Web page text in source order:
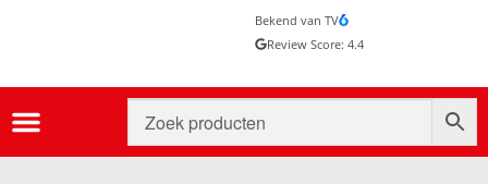
Bekend van TV
Review Score: 4.4